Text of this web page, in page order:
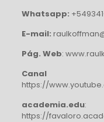
Whatsapp:
E-mail:
Pág. Web:
Canal
https://
academia.edu:
https://